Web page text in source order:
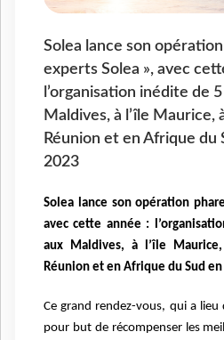
Solea lance son
experts Solea », avec
l’organisation inédite de
Maldives, à l’île Maurice,
Réunion et en Afrique du
2023
Solea lance son opération
avec cette année :
aux Maldives, à l’île
Réunion et en Afrique du Sud
Ce grand rendez-vous, qui a
pour but de récompenser les